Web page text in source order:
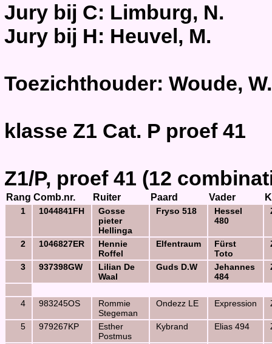
Jury bij C: Limburg, N.
Jury bij H: Heuvel, M.
Toezichthouder: Woude,
klasse Z1 Cat. P proef 41
Z1/P, proef 41 (12
Rang Comb.nr. Ruiter Paard Vader
1 1044841FH
Gosse
pieter
Hellinga
Fryso 518
Hessel
480
2 1046827ER
Hennie
Roffel
Elfentraum
Fürst
Toto
3 937398GW
Lilian De
Waal
Guds D.W
Jehannes
484
4 983245OS
Rommie
Stegeman
Ondezz LE Expression
5 979267KP
Esther
Postmus
Kybrand Elias 494